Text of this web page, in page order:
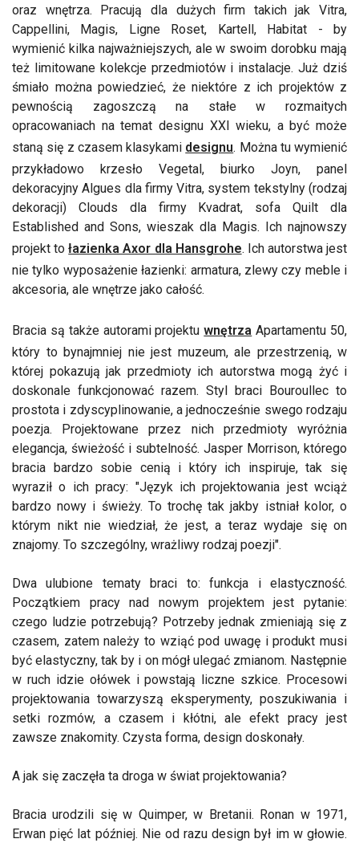
oraz wnętrza. Pracują dla dużych firm takich jak Vitra,
Cappellini, Magis, Ligne Roset, Kartell, Habitat - by
wymienić kilka najważniejszych, ale w swoim dorobku mają
też limitowane kolekcje przedmiotów i instalacje. Już dziś
śmiało można powiedzieć, że niektóre z ich projektów z
pewnością zagoszczą na stałe w rozmaitych
opracowaniach na temat designu XXI wieku, a być może
staną się z czasem klasykami designu. Można tu wymienić
przykładowo krzesło Vegetal, biurko Joyn, panel
dekoracyjny Algues dla firmy Vitra, system tekstylny (rodzaj
dekoracji) Clouds dla firmy Kvadrat, sofa Quilt dla
Established and Sons, wieszak dla Magis. Ich najnowszy
projekt tołazienka Axor dla Hansgrohe. Ich autorstwa jest
nie tylko wyposażenie łazienki: armatura, zlewy czy meble i
akcesoria, ale wnętrze jako całość.
Bracia są także autorami projektuwnętrza Apartamentu 50,
który to bynajmniej nie jest muzeum, ale przestrzenią, w
której pokazują jak przedmioty ich autorstwa mogą żyć i
doskonale funkcjonować razem. Styl braci Bouroullec to
prostota i zdyscyplinowanie, a jednocześnie swego rodzaju
poezja. Projektowane przez nich przedmioty wyróżnia
elegancja, świeżość i subtelność. Jasper Morrison, którego
bracia bardzo sobie cenią i który ich inspiruje, tak się
wyraził o ich pracy: "Język ich projektowania jest wciąż
bardzo nowy i świeży. To trochę tak jakby istniał kolor, o
którym nikt nie wiedział, że jest, a teraz wydaje się on
znajomy. To szczególny, wrażliwy rodzaj poezji".
Dwa ulubione tematy braci to: funkcja i elastyczność.
Początkiem pracy nad nowym projektem jest pytanie:
czego ludzie potrzebują? Potrzeby jednak zmieniają się z
czasem, zatem należy to wziąć pod uwagę i produkt musi
być elastyczny, tak by i on mógł ulegać zmianom. Następnie
w ruch idzie ołówek i powstają liczne szkice. Procesowi
projektowania towarzyszą eksperymenty, poszukiwania i
setki rozmów, a czasem i kłótni, ale efekt pracy jest
zawsze znakomity. Czysta forma, design doskonały.
A jak się zaczęła ta droga w świat projektowania?
Bracia urodzili się w Quimper, w Bretanii. Ronan w 1971,
Erwan pięć lat później. Nie od razu design był im w głowie.